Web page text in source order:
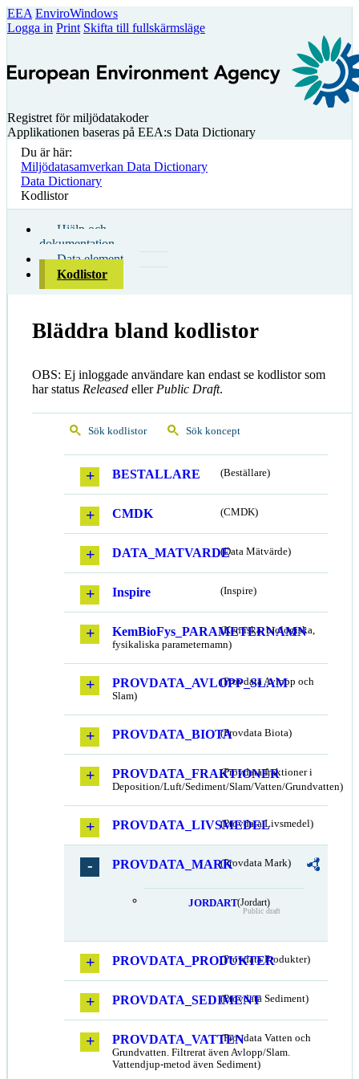
EEA EnviroWindows
Logga in Print Skifta till fullskärmsläge
Registret för miljödatakoder
Applikationen baseras på EEA:s Data Dictionary
Du är här:
Miljödatasamverkan Data Dictionary
Data Dictionary
Kodlistor
Hjälp och
dokumentation
Data element
Kodlistor
Bläddra bland kodlistor
OBS: Ej inloggade användare kan endast se kodlistor som
har status Released eller Public Draft.
Sök kodlistor Sök koncept
BESTALLARE (Beställare)
CMDK (CMDK)
DATA_MATVARDE(Data Mätvärde)
Inspire (Inspire)
KemBioFys_PARAMETERNAMN
(Kemiska, biologiska,
fysikaliska parameternamn)
PROVDATA_AVLOPP_SLAM
(Provdata Avlopp och
Slam)
PROVDATA_BIOTA(Provdata Biota)
PROVDATA_FRAKTIONER
(Provdata fraktioner i
Deposition/Luft/Sediment/Slam/Vatten/Grundvatten)
PROVDATA_LIVSMEDEL
(Provdata Livsmedel)
PROVDATA_MARK(Provdata Mark)
JORDART(Jordart)
Public draft
PROVDATA_PRODUKTER
(Provdata Produkter)
PROVDATA_SEDIMENT(Provdata Sediment)
PROVDATA_VATTEN(Provdata Vatten och
Grundvatten. Filtrerat även Avlopp/Slam.
Vattendjup-metod även Sediment)